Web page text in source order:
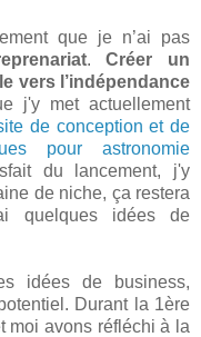
que je n’ai pas
.Créer un
vers l’indépendance
j'y met actuellement
de conception et de
pour astronomie
du lancement, j'y
de niche, ça restera
quelques idées de
idées de business,
Durant la 1ère
moi avons réfléchi à la